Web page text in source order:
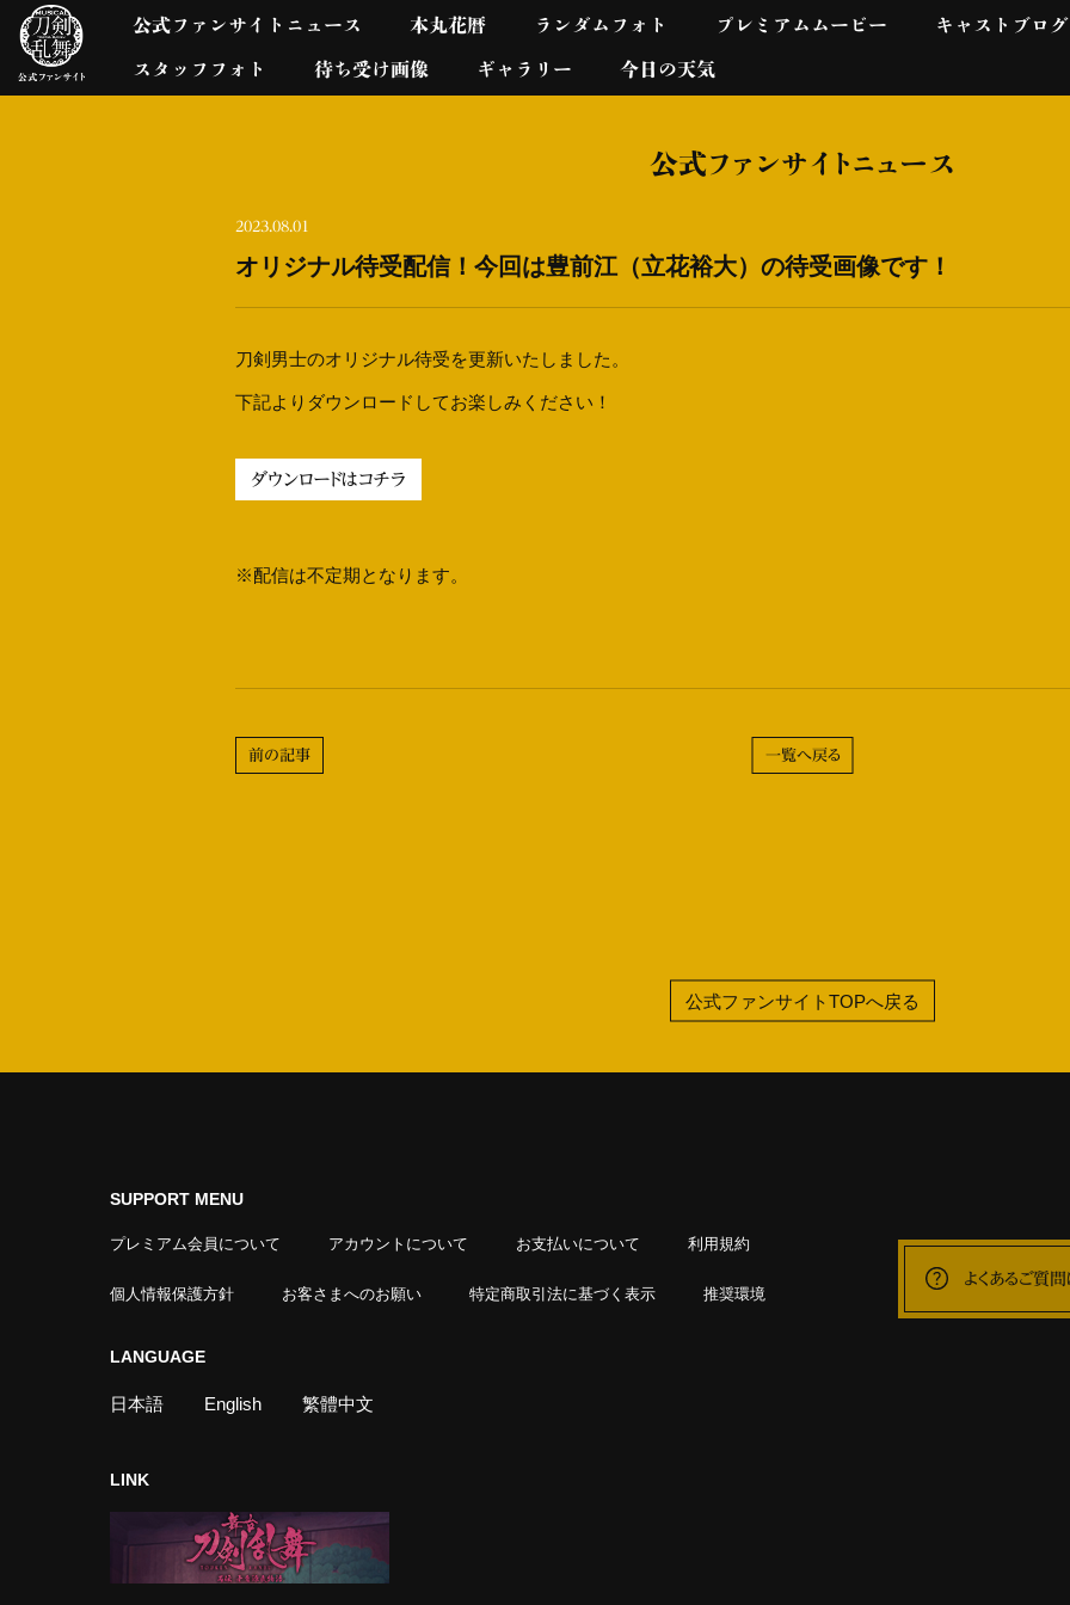
公式ファンサイトニュース 本丸花暦 ランダムフォト プレミアムムービー キャストブログ
スタッフフォト 待ち受け画像 ギャラリー 今日の天気
公式ファンサイトニュース
2023.08.01
オリジナル待受配信！今回は豊前江（立花裕大）の待受画像です！
刀剣男士のオリジナル待受を更新いたしました。
下記よりダウンロードしてお楽しみください！
ダウンロードはコチラ
※配信は不定期となります。
一覧へ戻る
前の記事
公式ファンサイトTOPへ戻る
SUPPORT MENU
プレミアム会員について アカウントについて お支払いについて 利用規約
個人情報保護方針 お客さまへのお願い 特定商取引法に基づく表示 推奨環境
LANGUAGE
日本語 English 繁體中文
LINK
よくあるご質問